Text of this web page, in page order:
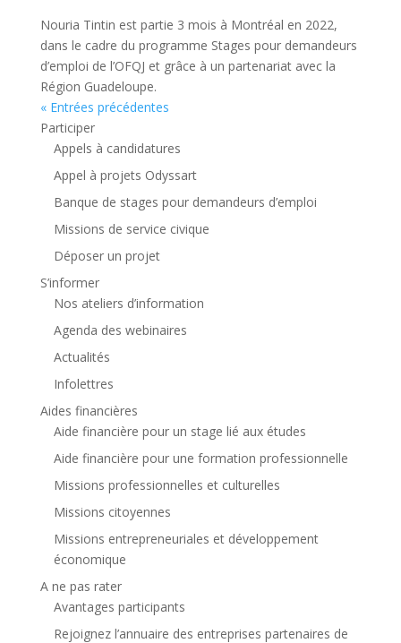
Nouria Tintin est partie 3 mois à Montréal en 2022,
dans le cadre du programme Stages pour demandeurs
d’emploi de l’OFQJ et grâce à un partenariat avec la
Région Guadeloupe.
« Entrées précédentes
Participer
Appels à candidatures
Appel à projets Odyssart
Banque de stages pour demandeurs d’emploi
Missions de service civique
Déposer un projet
S’informer
Nos ateliers d’information
Agenda des webinaires
Actualités
Infolettres
Aides financières
Aide financière pour un stage lié aux études
Aide financière pour une formation professionnelle
Missions professionnelles et culturelles
Missions citoyennes
Missions entrepreneuriales et développement
économique
A ne pas rater
Avantages participants
Rejoignez l’annuaire des entreprises partenaires de